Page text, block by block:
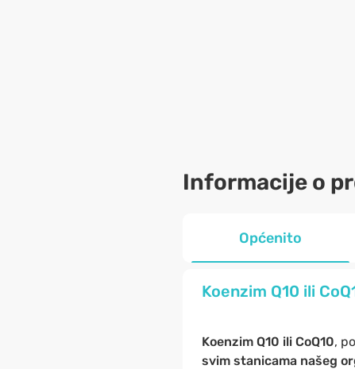
Informacije o
Općenito
Koenzim Q10 ili
Koenzim Q10 ili CoQ10,
svim stanicama našeg